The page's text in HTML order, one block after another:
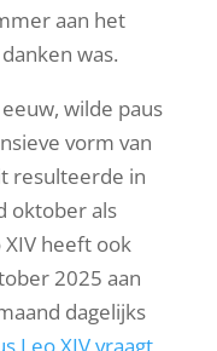
aan het
was.
wilde paus
vorm van
resulteerde in
oktober als
XIV heeft ook
2025 aan
dagelijks